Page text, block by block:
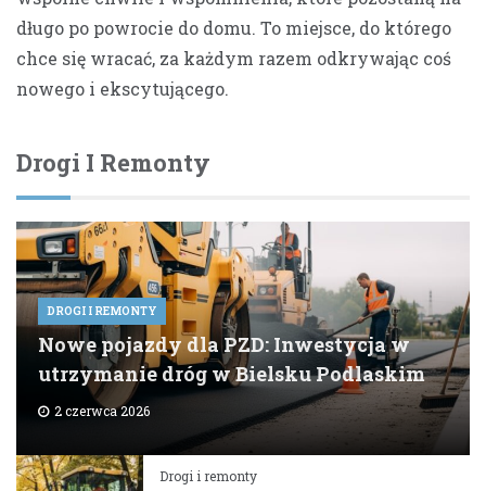
długo po powrocie do domu. To miejsce, do którego
chce się wracać, za każdym razem odkrywając coś
nowego i ekscytującego.
Drogi I Remonty
DROGI I REMONTY
Nowe pojazdy dla PZD: Inwestycja w
utrzymanie dróg w Bielsku Podlaskim
2 czerwca 2026
Drogi i remonty